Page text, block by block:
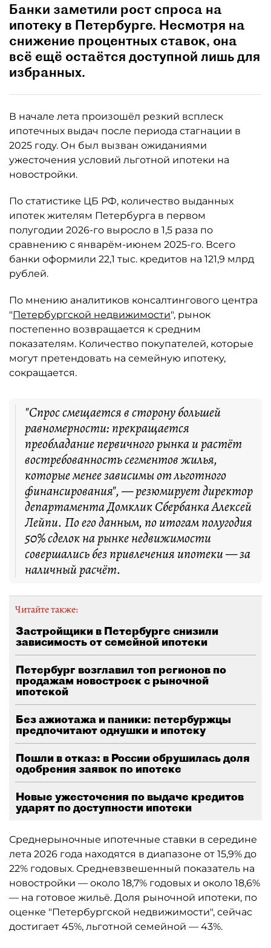
Банки заметили рост спроса на
ипотеку в Петербурге. Несмотря на
снижение процентных ставок, она
всё ещё остаётся доступной лишь для
избранных.
В начале лета произошёл резкий всплеск
ипотечных выдач после периода стагнации в
2025 году. Он был вызван ожиданиями
ужесточения условий льготной ипотеки на
новостройки.
По статистике ЦБ РФ, количество выданных
ипотек жителям Петербурга в первом
полугодии 2026-го выросло в 1,5 раза по
сравнению с январём-июнем 2025-го. Всего
банки оформили 22,1 тыс. кредитов на 121,9 млрд
рублей.
По мнению аналитиков консалтингового центра
"Петербургской недвижимости", рынок
постепенно возвращается к средним
показателям. Количество покупателей, которые
могут претендовать на семейную ипотеку,
сокращается.
"Спрос смещается в сторону большей
равномерности: прекращается
преобладание первичного рынка и растёт
востребованность сегментов жилья,
которые менее зависимы от льготного
финансирования", — резюмирует директор
департамента Домклик Сбербанка Алексей
Лейпи. По его данным, по итогам полугодия
50% сделок на рынке недвижимости
совершались без привлечения ипотеки — за
наличный расчёт.
Читайте также:
Застройщики в Петербурге снизили
зависимость от семейной ипотеки
Петербург возглавил топ регионов по
продажам новостроек с рыночной
ипотекой
Без ажиотажа и паники: петербуржцы
предпочитают однушки и ипотеку
Пошли в отказ: в России обрушилась доля
одобрения заявок по ипотеке
Новые ужесточения по выдаче кредитов
ударят по доступности ипотеки
Среднерыночные ипотечные ставки в середине
лета 2026 года находятся в диапазоне от 15,9% до
22% годовых. Средневзвешенный показатель на
новостройки — около 18,7% годовых и около 18,6%
— на готовое жильё. Доля рыночной ипотеки, по
оценке "Петербургской недвижимости", сейчас
достигает 45%, льготной семейной — 43%.